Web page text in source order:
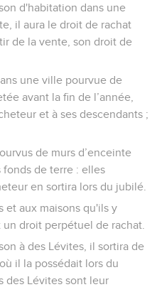
d'habitation dans une
il aura le droit de rachat
de la vente, son droit de
une ville pourvue de
avant la fin de l’année,
et à ses descendants ;
de murs d’enceinte
de terre : elles
en sortira lors du jubilé.
et aux maisons qu'ils y
droit perpétuel de rachat.
à des Lévites, il sortira de
il la possédait lors du
des Lévites sont leur